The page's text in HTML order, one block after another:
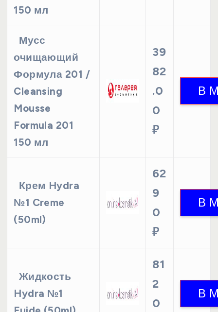
150 мл
Мусс
очищающий
Формула 201 /
Cleansing
Mousse
Formula 201
150 мл
39
82
.0
0
₽
Крем Hydra
№1 Creme
(50ml)
62
9
0
₽
Жидкость
Hydra №1
81
2
0